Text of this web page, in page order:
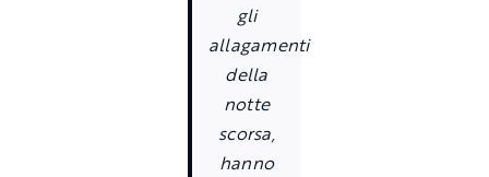
gli
allagamenti
della
notte
scorsa,
hanno